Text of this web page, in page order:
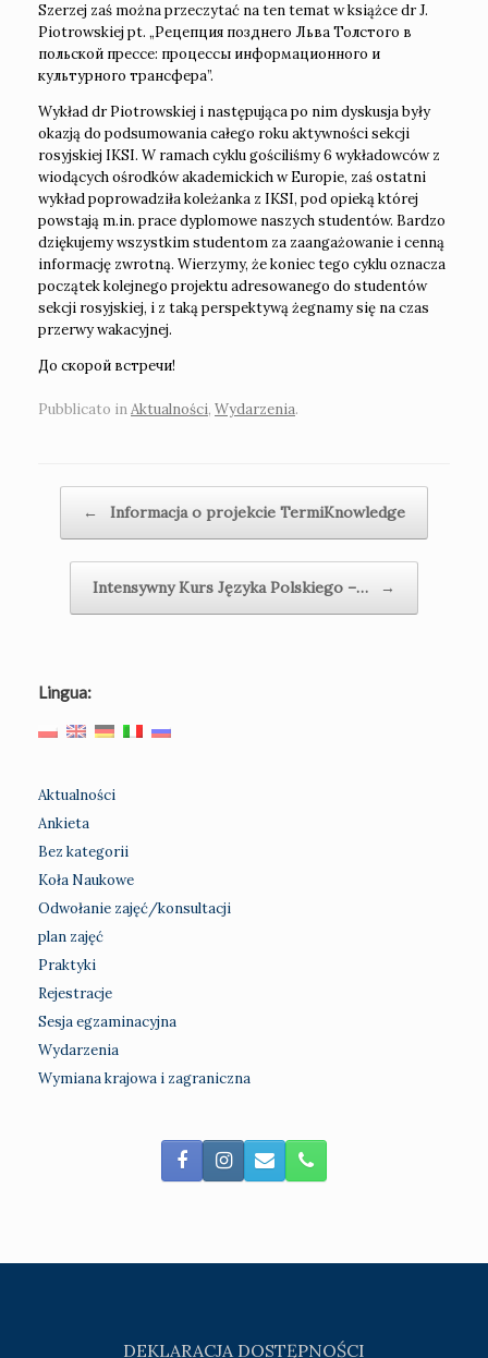
Szerzej zaś można przeczytać na ten temat w książce dr J.
Piotrowskiej pt. „Рецепция позднего Льва Толстого в
польской прессе: процессы информационного и
культурного трансфера”.
Wykład dr Piotrowskiej i następująca po nim dyskusja były
okazją do podsumowania całego roku aktywności sekcji
rosyjskiej IKSI. W ramach cyklu gościliśmy 6 wykładowców z
wiodących ośrodków akademickich w Europie, zaś ostatni
wykład poprowadziła koleżanka z IKSI, pod opieką której
powstają m.in. prace dyplomowe naszych studentów. Bardzo
dziękujemy wszystkim studentom za zaangażowanie i cenną
informację zwrotną. Wierzymy, że koniec tego cyklu oznacza
początek kolejnego projektu adresowanego do studentów
sekcji rosyjskiej, i z taką perspektywą żegnamy się na czas
przerwy wakacyjnej.
До скорой встречи!
Pubblicato inAktualności, Wydarzenia.
← Informacja o projekcie TermiKnowledge
Intensywny Kurs Języka Polskiego –… →
Lingua:
Aktualności
Ankieta
Bez kategorii
Koła Naukowe
Odwołanie zajęć/konsultacji
plan zajęć
Praktyki
Rejestracje
Sesja egzaminacyjna
Wydarzenia
Wymiana krajowa i zagraniczna
DEKLARACJA DOSTĘPNOŚCI